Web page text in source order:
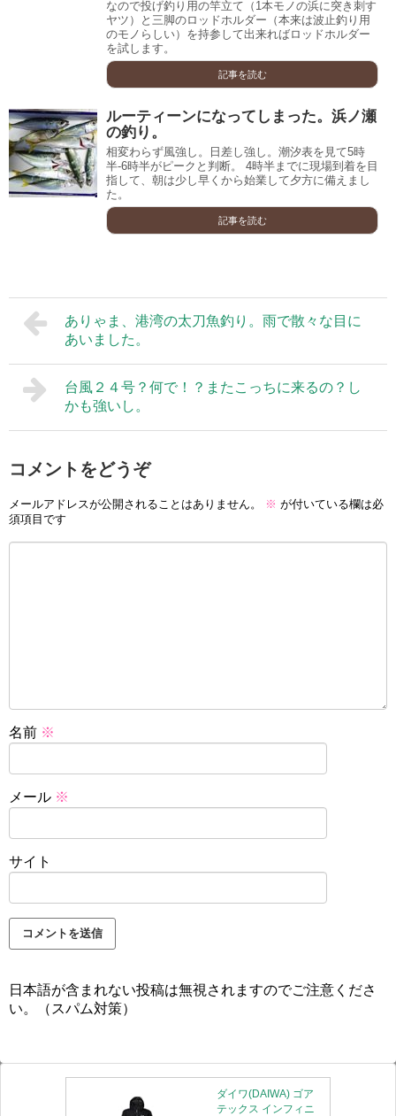
なので投げ釣り用の竿立て（1本モノの浜に突き刺す
ヤツ）と三脚のロッドホルダー（本来は波止釣り用
のモノらしい）を持参して出来ればロッドホルダー
を試します。
記事を読む
ルーティーンになってしまった。浜ノ瀬
の釣り。
相変わらず風強し。日差し強し。潮汐表を見て5時
半-6時半がピークと判断。 4時半までに現場到着を目
指して、朝は少し早くから始業して夕方に備えまし
た。
記事を読む
ありゃま、港湾の太刀魚釣り。雨で散々な目に
あいました。
台風２４号？何で！？またこっちに来るの？し
かも強いし。
コメントをどうぞ
メールアドレスが公開されることはありません。 ※ が付いている欄は必
須項目です
名前 ※
メール ※
サイト
日本語が含まれない投稿は無視されますのでご注意くださ
い。（スパム対策）
ダイワ(DAIWA) ゴア
テックス インフィニ